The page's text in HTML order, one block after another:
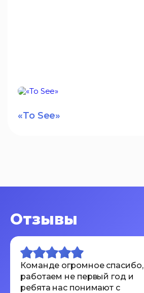
«To See»
Отзывы
Команде огромное спасибо,
работаем не первый год и
ребята нас понимают с